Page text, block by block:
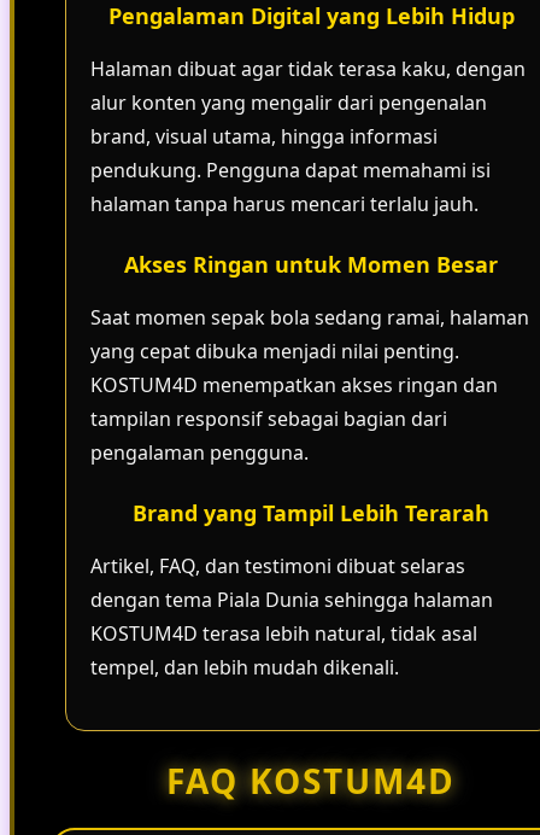
Pengalaman Digital yang Lebih Hidup
Halaman dibuat agar tidak terasa kaku, dengan
alur konten yang mengalir dari pengenalan
brand, visual utama, hingga informasi
pendukung. Pengguna dapat memahami isi
halaman tanpa harus mencari terlalu jauh.
Akses Ringan untuk Momen Besar
Saat momen sepak bola sedang ramai, halaman
yang cepat dibuka menjadi nilai penting.
KOSTUM4D menempatkan akses ringan dan
tampilan responsif sebagai bagian dari
pengalaman pengguna.
Brand yang Tampil Lebih Terarah
Artikel, FAQ, dan testimoni dibuat selaras
dengan tema Piala Dunia sehingga halaman
KOSTUM4D terasa lebih natural, tidak asal
tempel, dan lebih mudah dikenali.
FAQ KOSTUM4D